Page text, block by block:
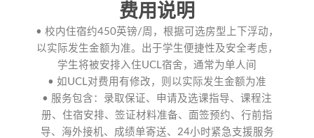
费用说明
• 校内住宿约450英镑/周，根据可选房型上下浮动，
以实际发生金额为准。出于学生便捷性及安全考虑，
学生将被安排入住UCL宿舍，通常为单人间
• 如UCL对费用有修改，则以实际发生金额为准
• 服务包含：录取保证、申请及选课指导、课程注
册、住宿安排、签证材料准备、面签预约、行前指
导、海外接机、成绩单寄送、24小时紧急支援服务